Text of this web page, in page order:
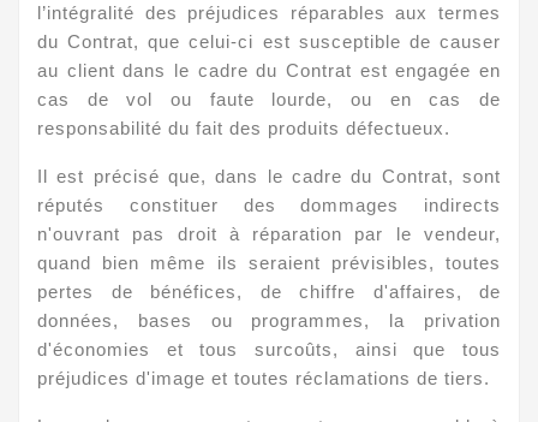
l’intégralité des préjudices réparables aux termes
du Contrat, que celui-ci est susceptible de causer
au client dans le cadre du Contrat est engagée en
cas de vol ou faute lourde, ou en cas de
responsabilité du fait des produits défectueux.
Il est précisé que, dans le cadre du Contrat, sont
réputés constituer des dommages indirects
n'ouvrant pas droit à réparation par le vendeur,
quand bien même ils seraient prévisibles, toutes
pertes de bénéfices, de chiffre d'affaires, de
données, bases ou programmes, la privation
d'économies et tous surcoûts, ainsi que tous
préjudices d'image et toutes réclamations de tiers.